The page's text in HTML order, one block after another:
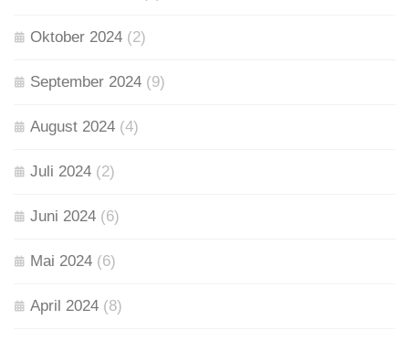
Oktober 2024 (2)
September 2024 (9)
August 2024 (4)
Juli 2024 (2)
Juni 2024 (6)
Mai 2024 (6)
April 2024 (8)